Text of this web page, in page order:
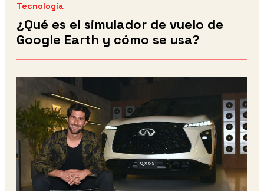
Tecnología
¿Qué es el simulador de vuelo de
Google Earth y cómo se usa?